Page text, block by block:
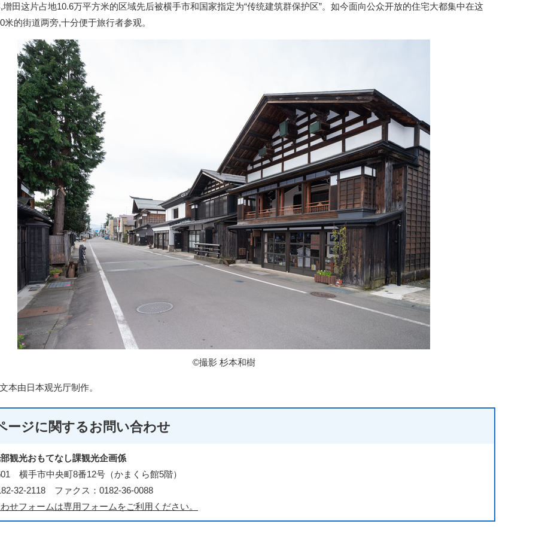
田这片占地10.6万平方米的区域先后被横手市和国家指定为“传统建筑群保护区”。如今面向公众开放的住宅大都集中在这
米的街道两旁,十分便于旅行者参观。
©撮影 杉本和樹
本由日本观光厅制作。
ージに関するお問い合わせ
観光おもてなし課観光企画係
横手市中央町8番12号（かまくら館5階）
32-2118 ファクス：0182-36-0088
せフォームは専用フォームをご利用ください。